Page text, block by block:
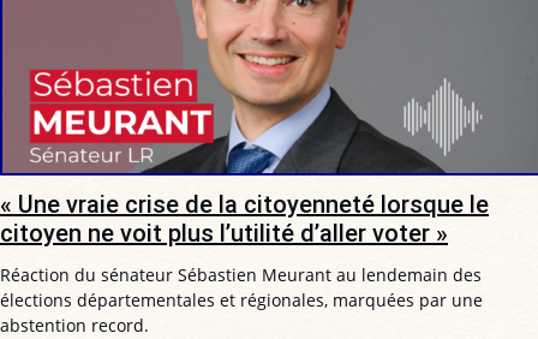
« Une vraie crise de la citoyenneté lorsque le
citoyen ne voit plus l’utilité d’aller voter »
Réaction du sénateur Sébastien Meurant au lendemain des
élections départementales et régionales, marquées par une
abstention record.